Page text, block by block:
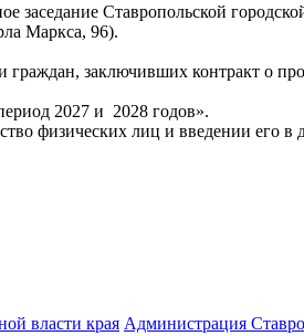
заседание Ставропольской
Маркса, 96).
заключивших контракт о
2027 и 2028 годов».
физических лиц и введении его в
власти края Администрация